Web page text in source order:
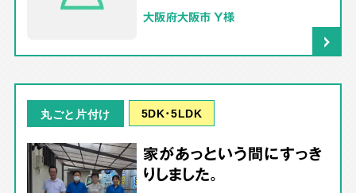
大阪府大阪市 Y様
丸ごと片付け 5DK･5LDK
家があっという間にすっき
りしました。